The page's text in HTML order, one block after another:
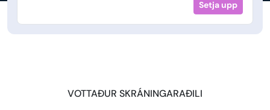
Setja upp
VOTTAÐUR SKRÁNINGARAÐILI